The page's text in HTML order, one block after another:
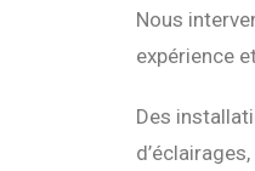
Nous
expérience
Des